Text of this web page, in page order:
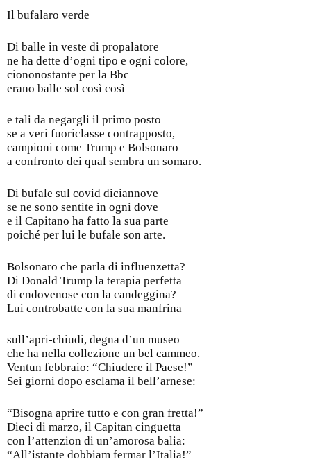
Il bufalaro verde
Di balle in veste di propalatore
ne ha dette d’ogni tipo e ogni colore,
ciononostante per la Bbc
erano balle sol così così
e tali da negargli il primo posto
se a veri fuoriclasse contrapposto,
campioni come Trump e Bolsonaro
a confronto dei qual sembra un somaro.
Di bufale sul covid diciannove
se ne sono sentite in ogni dove
e il Capitano ha fatto la sua parte
poiché per lui le bufale son arte.
Bolsonaro che parla di influenzetta?
Di Donald Trump la terapia perfetta
di endovenose con la candeggina?
Lui controbatte con la sua manfrina
sull’apri-chiudi, degna d’un museo
che ha nella collezione un bel cammeo.
Ventun febbraio: “Chiudere il Paese!”
Sei giorni dopo esclama il bell’arnese:
“Bisogna aprire tutto e con gran fretta!”
Dieci di marzo, il Capitan cinguetta
con l’attenzion di un’amorosa balia:
“All’istante dobbiam fermar l’Italia!”